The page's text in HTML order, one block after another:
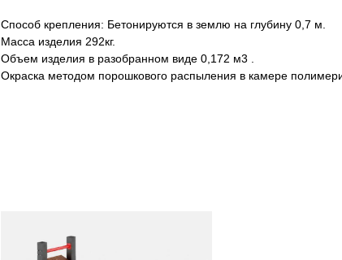
Способ крепления: Бетонируются в землю на глубину 0,7 м.
Масса изделия 292кг.
Объем изделия в разобранном виде 0,172 м3 .
Окраска методом порошкового распыления в камере